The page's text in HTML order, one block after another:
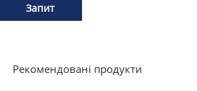
Запит
Рекомендовані продукти